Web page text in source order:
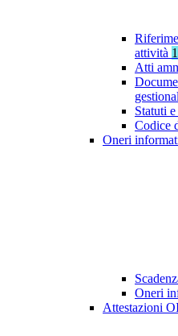
attività 1
Atti
Statuti
Codice
Oneri
Oneri
Attestazioni